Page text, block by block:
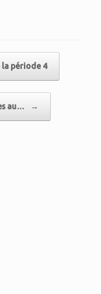
la période 4
au… →